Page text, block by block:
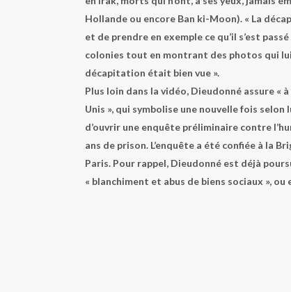
Hollande ou encore Ban ki-Moon). « La
et de prendre en exemple ce qu’il s’est
colonies tout en montrant des photos qui
décapitation était bien vue ».
Plus loin dans la vidéo, Dieudonné assure «
Unis », qui symbolise une nouvelle fois selon
d’ouvrir une enquête préliminaire contre
ans de prison. L’enquête a été confiée à la
Paris. Pour rappel, Dieudonné est déjà
« blanchiment et abus de biens sociaux »,